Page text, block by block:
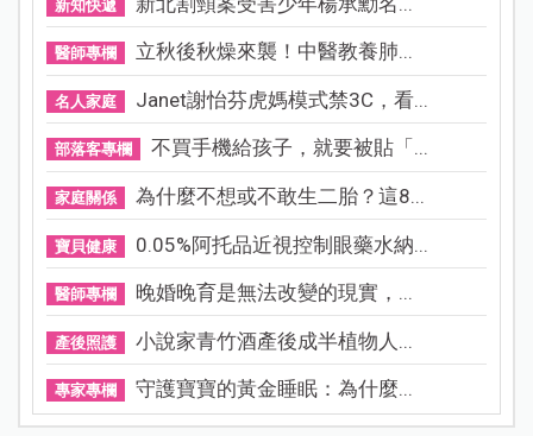
新知快遞
醫師專欄 立秋後秋燥來襲！中醫教養肺...
名人家庭 Janet謝怡芬虎媽模式禁3C，看...
部落客專欄 不買手機給孩子，就要被貼「...
家庭關係 為什麼不想或不敢生二胎？這8...
寶貝健康 0.05%阿托品近視控制眼藥水納...
醫師專欄 晚婚晚育是無法改變的現實，...
產後照護 小說家青竹酒產後成半植物人...
專家專欄 守護寶寶的黃金睡眠：為什麼...